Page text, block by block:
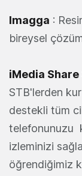
Imagga :
bireysel
iMedia Share
STB'lerden
destekli tüm
telefonunuzu
izleminizi
öğrendiğimiz